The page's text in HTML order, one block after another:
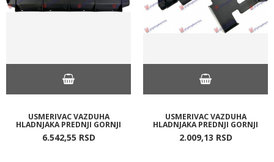
USMERIVAC VAZDUHA
HLADNJAKA PREDNJI GORNJI
6.542,55 RSD
USMERIVAC VAZDUHA
HLADNJAKA PREDNJI GORNJI
2.009,13 RSD